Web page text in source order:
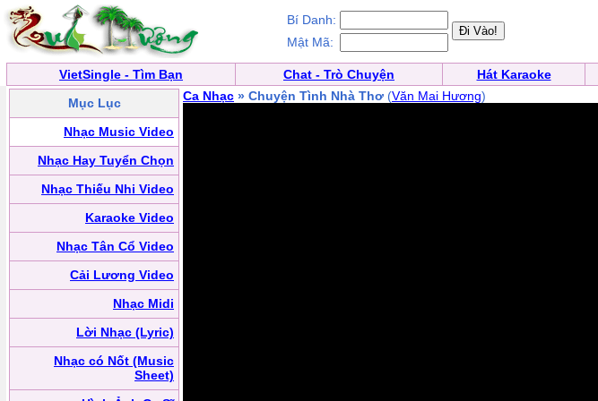
Bí Danh:
Mật Mã:
VietSingle - Tìm Bạn Chat - Trò Chuyện Hát Karaoke
Mục Lục
Nhạc Music Video
Nhạc Hay Tuyển Chọn
Nhạc Thiếu Nhi Video
Karaoke Video
Nhạc Tân Cổ Video
Cải Lương Video
Nhạc Midi
Lời Nhạc (Lyric)
Nhạc có Nốt (Music
Sheet)
Ca Nhạc » Chuyện Tình Nhà Thơ (Văn Mai Hương)